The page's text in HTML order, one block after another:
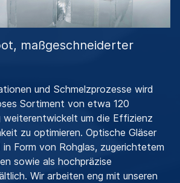
maßgeschneiderter
und Schmelzprozesse wird
Sortiment von etwa 120
weiterentwickelt um die Effizienz
zu optimieren. Optische Gläser
Form von Rohglas, zugerichtetem
sowie als hochpräzise
Wir arbeiten eng mit unseren